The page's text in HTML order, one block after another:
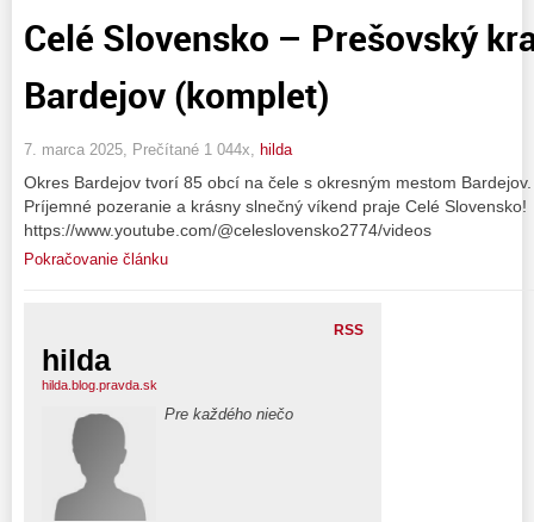
Celé Slovensko – Prešovský
Bardejov (komplet)
7. marca 2025, Prečítané 1 044x, hilda
Okres Bardejov tvorí 85 obcí na čele s okresným mestom
Príjemné pozeranie a krásny slnečný víkend praje Celé Slovensko!
https://www.youtube.com/@celeslovensko2774/videos
Pokračovanie článku
RSS
hilda
hilda.blog.pravda.sk
Pre každého niečo